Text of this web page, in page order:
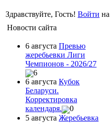
Здравствуйте, Гость! Войти
Новости сайта
6 августа Превью
жеребьевки Лиги
Чемпионов - 2026/27
6
6 августа Кубок
Беларуси.
Корректировка
календаря.
0
5 августа Жеребьевка